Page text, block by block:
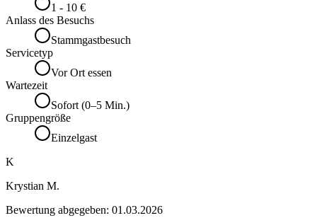
1 - 10 €
Anlass des Besuchs
Stammgastbesuch
Servicetyp
Vor Ort essen
Wartezeit
Sofort (0–5 Min.)
Gruppengröße
Einzelgast
K
Krystian M.
Bewertung abgegeben: 01.03.2026